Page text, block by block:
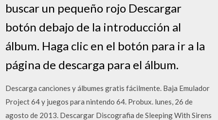
buscar un pequeño rojo Descargar
botón debajo de la introducción al
álbum. Haga clic en el botón para ir a la
página de descarga para el álbum.
Descarga canciones y álbumes gratis fácilmente. Baja Emulador
Project 64 y juegos para nintendo 64. Probux. lunes, 26 de
agosto de 2013. Descargar Discografia de Sleeping With Sirens